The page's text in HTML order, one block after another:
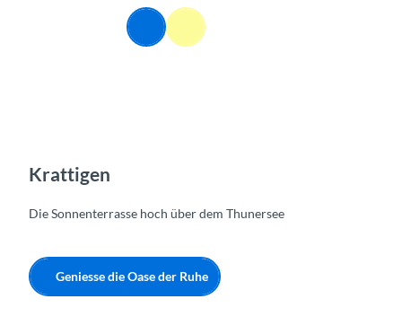
Suche Menü
Krattigen
Die Sonnenterrasse hoch über dem Thunersee
Geniesse die Oase der Ruhe